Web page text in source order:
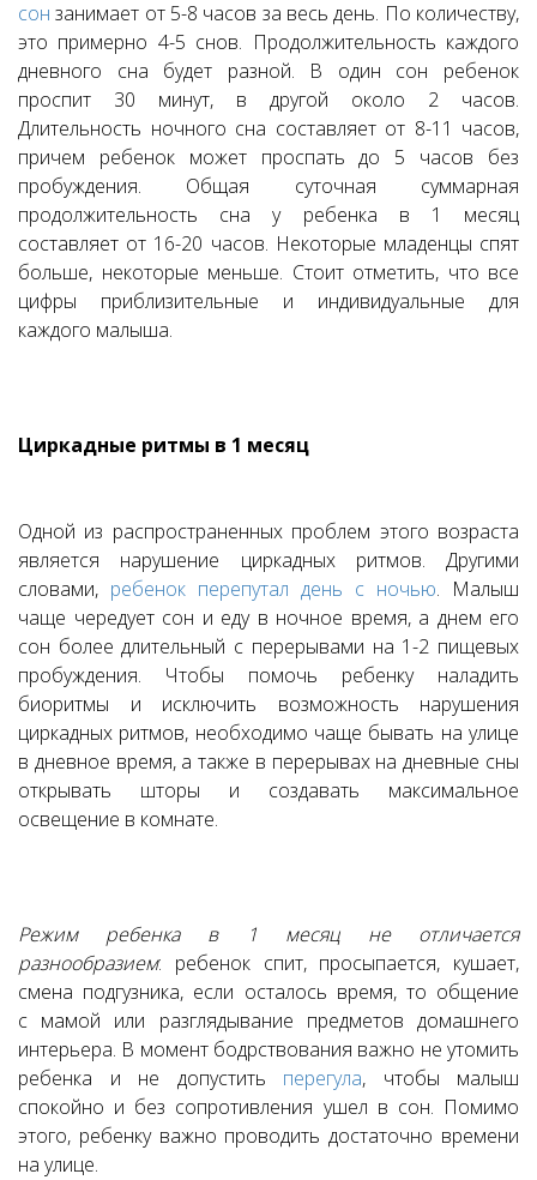
сон занимает от 5-8 часов за весь день. По количеству,
это примерно 4-5 снов. Продолжительность каждого
дневного сна будет разной. В один сон ребенок
проспит 30 минут, в другой около 2 часов.
Длительность ночного сна составляет от 8-11 часов,
причем ребенок может проспать до 5 часов без
пробуждения. Общая суточная суммарная
продолжительность сна у ребенка в 1 месяц
составляет от 16-20 часов. Некоторые младенцы спят
больше, некоторые меньше. Стоит отметить, что все
цифры приблизительные и индивидуальные для
каждого малыша.
Циркадные ритмы в 1 месяц
Одной из распространенных проблем этого возраста
является нарушение циркадных ритмов. Другими
словами, ребенок перепутал день с ночью. Малыш
чаще чередует сон и еду в ночное время, а днем его
сон более длительный с перерывами на 1-2 пищевых
пробуждения. Чтобы помочь ребенку наладить
биоритмы и исключить возможность нарушения
циркадных ритмов, необходимо чаще бывать на улице
в дневное время, а также в перерывах на дневные сны
открывать шторы и создавать максимальное
освещение в комнате.
Режим ребенка в 1 месяц не отличается
разнообразием: ребенок спит, просыпается, кушает,
смена подгузника, если осталось время, то общение
с мамой или разглядывание предметов домашнего
интерьера. В момент бодрствования важно не утомить
ребенка и не допустить перегула, чтобы малыш
спокойно и без сопротивления ушел в сон. Помимо
этого, ребенку важно проводить достаточно времени
на улице.